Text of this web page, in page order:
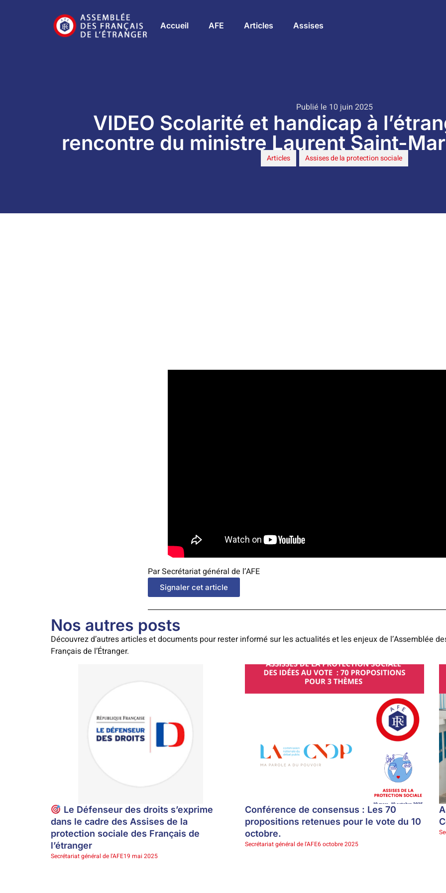
Accueil AFE Articles Assises
Publié le 10 juin 2025
VIDEO Scolarité et handicap à
rencontre du ministre Laurent Saint-
Articles Assises de la protection sociale
Par Secrétariat général de l’AFE
Signaler cet article
Nos autres posts
Découvrez d’autres articles et documents pour rester informé sur les actualités et les enjeux de l’Assemblée
Français de l’Étranger.
Le Défenseur des droits s’exprime
dans le cadre des Assises de la
protection sociale des Français de
l’étranger
Secrétariat général de l'AFE19 mai 2025
Conférence de consensus : Les 70
propositions retenues pour le vote du 10
octobre.
Secrétariat général de l'AFE6 octobre 2025